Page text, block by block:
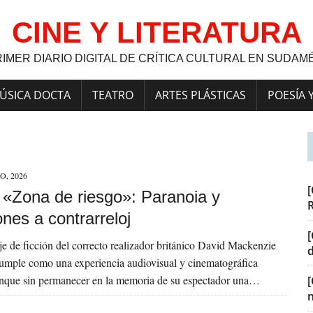
CINE Y LITERATURA
DIARIO DIGITAL DE CRÍTICA CULTURAL EN
DOCTA TEATRO ARTES PLÁSTICAS POESÍA
2026
de riesgo»: Paranoia y
a contrarreloj
de ficción del correcto realizador británico David Mackenzie
como una experiencia audiovisual y cinematográfica
sin permanecer en la memoria de su espectador una…